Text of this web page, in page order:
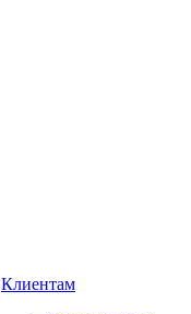
Клиентам